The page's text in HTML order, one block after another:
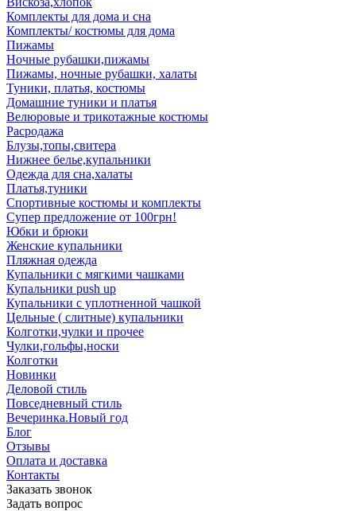
Комплекты для дома и сна
Комплекты/ костюмы для дома
Пижамы
Ночные рубашки,пижамы
Пижамы, ночные рубашки, халаты
Туники, платья, костюмы
Домашние туники и платья
Велюровые и трикотажные костюмы
Расродажа
Блузы,топы,свитера
Нижнее белье,купальники
Одежда для сна,халаты
Платья,туники
Спортивные костюмы и комплекты
Супер предложение от 100грн!
Юбки и брюки
Женские купальники
Пляжная одежда
Купальники с мягкими чашками
Купальники push up
Купальники с уплотненной чашкой
Цельные ( слитные) купальники
Колготки,чулки и прочее
Чулки,гольфы,носки
Колготки
Новинки
Деловой стиль
Повседневный стиль
Вечеринка.Новый год
Блог
Отзывы
Оплата и доставка
Контакты
Заказать звонок
Задать вопрос